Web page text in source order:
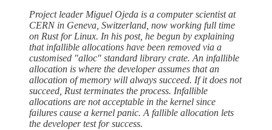
Project leader Miguel Ojeda is a computer scientist at
CERN in Geneva, Switzerland, now working full time
on Rust for Linux. In his post, he begun by explaining
that infallible allocations have been removed via a
customised "alloc" standard library crate. An infallible
allocation is where the developer assumes that an
allocation of memory will always succeed. If it does not
succeed, Rust terminates the process. Infallible
allocations are not acceptable in the kernel since
failures cause a kernel panic. A fallible allocation lets
the developer test for success.